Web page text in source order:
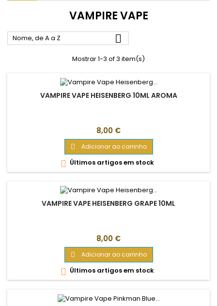
VAMPIRE VAPE
Nome, de A a Z 
Mostrar 1-3 of 3 item(s)
VAMPIRE VAPE HEISENBERG 10ML AROMA
Preço
8,00 €
 Adicionar ao carrinho
 Últimos artigos em stock
VAMPIRE VAPE HEISENBERG GRAPE 10ML
Preço
8,00 €
 Adicionar ao carrinho
 Últimos artigos em stock